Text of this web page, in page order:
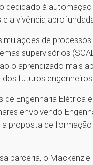
à
a vivência
de
supervisórios
o aprendizado mais
futuros
Engenharia Elétrica
envolvendo
proposta de
parceria, o